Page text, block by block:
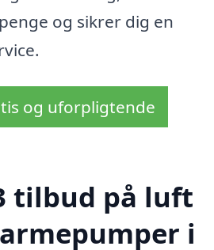
og sikrer dig en
og uforpligtende
tilbud på luft
i